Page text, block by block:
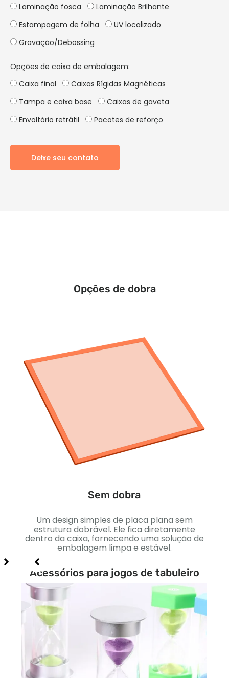
Laminação fosca
Laminação Brilhante
Estampagem de folha
UV localizado
Gravação/Debossing
Opções de caixa de embalagem:
Caixa final
Caixas Rígidas Magnéticas
Tampa e caixa base
Caixas de gaveta
Envoltório retrátil
Pacotes de reforço
Deixe seu contato
Opções de dobra
Sem dobra
Um design simples de placa plana sem
estrutura dobrável. Ele fica diretamente
dentro da caixa, fornecendo uma solução de
embalagem limpa e estável.
Acessórios para jogos de tabuleiro